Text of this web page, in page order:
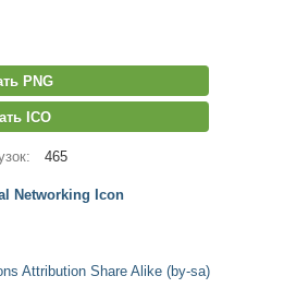
PNG
ICO
465
Networking Icon
Attribution Share Alike (by-sa)